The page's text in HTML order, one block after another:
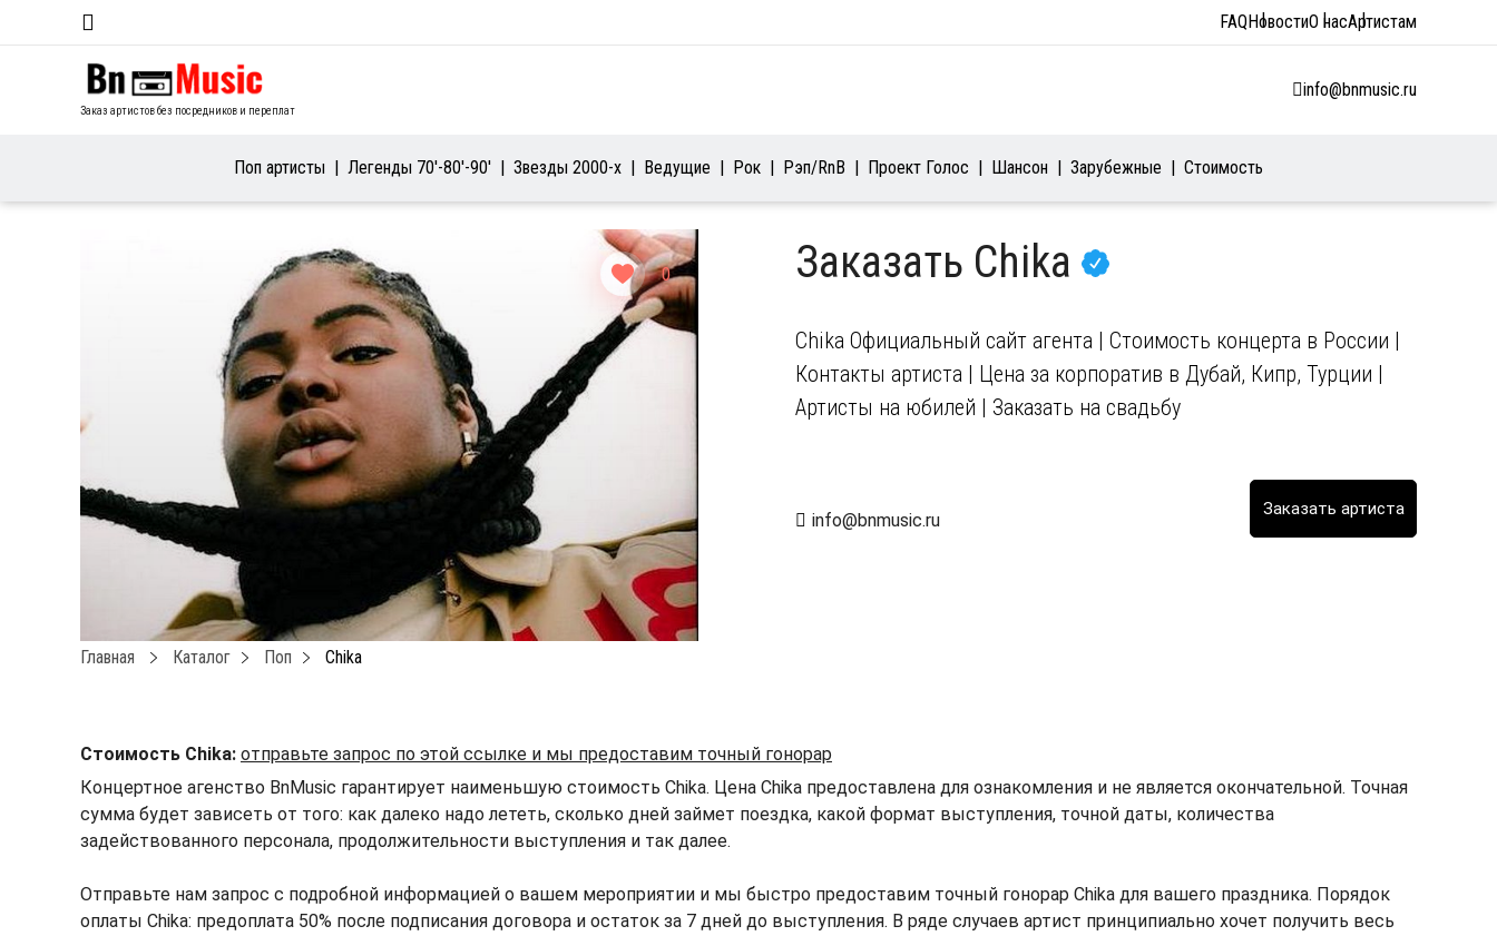
FAQНовостиО насАртистам
Заказ артистов без посредников и переплат
info@bnmusic.ru
Поп артисты Легенды 70′-80′-90′ Звезды 2000-х Ведущие Рок Рэп/RnB Проект Голос Шансон Зарубежные Стоимость
0
Главная Каталог Поп Chika
Заказать Chika
Chika Официальный сайт агента | Стоимость концерта в России |
Контакты артиста | Цена за корпоратив в Дубай, Кипр, Турции |
Артисты на юбилей | Заказать на свадьбу
info@bnmusic.ru
Стоимость Chika: отправьте запрос по этой ссылке и мы предоставим точный гонорар
Концертное агенство BnMusic гарантирует наименьшую стоимость Chika. Цена Chika предоставлена для ознакомления и не является окончательной. Точная
сумма будет зависеть от того: как далеко надо лететь, сколько дней займет поездка, какой формат выступления, точной даты, количества
задействованного персонала, продолжительности выступления и так далее.
Отправьте нам запрос с подробной информацией о вашем мероприятии и мы быстро предоставим точный гонорар Chika для вашего праздника. Порядок
оплаты Chika: предоплата 50% после подписания договора и остаток за 7 дней до выступления. В ряде случаев артист принципиально хочет получить весь